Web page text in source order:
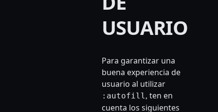
USUARIO
Para garantizar una
buena experiencia de
usuario al utilizar
:autofill, ten en
cuenta los siguientes